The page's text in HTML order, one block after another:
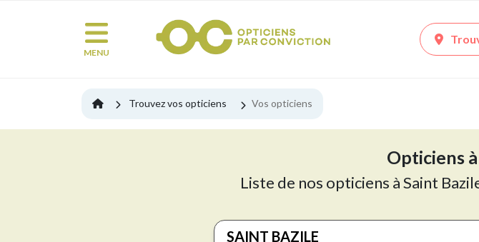
MENU
Trouvez vos opticiens Vos opticiens
Opticiens
Liste de nos opticiens à Saint